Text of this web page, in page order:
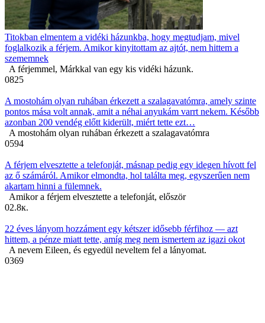
Titokban elmentem a vidéki házunkba, hogy megtudjam, mivel
foglalkozik a férjem. Amikor kinyitottam az ajtót, nem hittem a
szememnek
A férjemmel, Márkkal van egy kis vidéki házunk.
0825
A mostohám olyan ruhában érkezett a szalagavatómra, amely szinte
pontos mása volt annak, amit a néhai anyukám varrt nekem. Később
azonban 200 vendég előtt kiderült, miért tette ezt…
A mostohám olyan ruhában érkezett a szalagavatómra
0594
A férjem elvesztette a telefonját, másnap pedig egy idegen hívott fel
az ő számáról. Amikor elmondta, hol találta meg, egyszerűen nem
akartam hinni a fülemnek.
Amikor a férjem elvesztette a telefonját, először
02.8к.
22 éves lányom hozzáment egy kétszer idősebb férfihoz — azt
hittem, a pénze miatt tette, amíg meg nem ismertem az igazi okot
A nevem Eileen, és egyedül neveltem fel a lányomat.
0369